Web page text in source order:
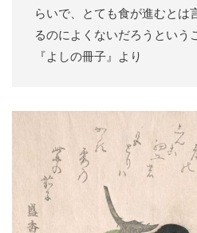
らいで、とても食が進むとは
るのによくないだろうという
『よしの冊子』より